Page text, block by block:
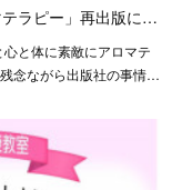
ラピー」再出版に…
と体に素敵にアロマテ
念ながら出版社の事情…